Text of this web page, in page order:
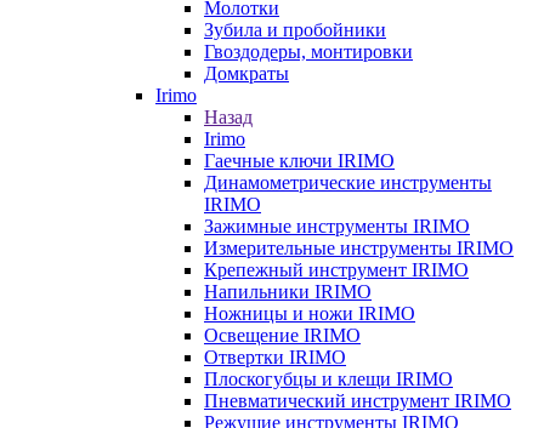
Молотки
Зубила и пробойники
Гвоздодеры, монтировки
Домкраты
Irimo
Назад
Irimo
Гаечные ключи IRIMO
Динамометрические инструменты
IRIMO
Зажимные инструменты IRIMO
Измерительные инструменты IRIMO
Крепежный инструмент IRIMO
Напильники IRIMO
Ножницы и ножи IRIMO
Освещение IRIMO
Отвертки IRIMO
Плоскогубцы и клещи IRIMO
Пневматический инструмент IRIMO
Режущие инструменты IRIMO